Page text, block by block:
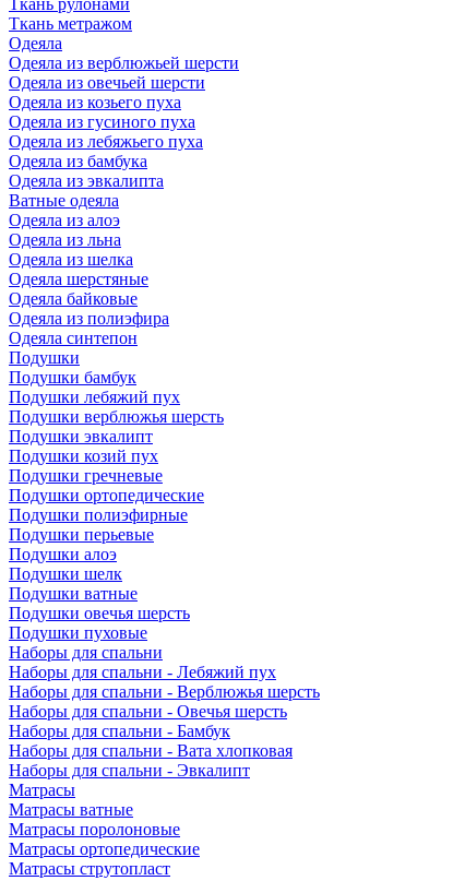
Ткань рулонами
Ткань метражом
Одеяла
Одеяла из верблюжьей шерсти
Одеяла из овечьей шерсти
Одеяла из козьего пуха
Одеяла из гусиного пуха
Одеяла из лебяжьего пуха
Одеяла из бамбука
Одеяла из эвкалипта
Ватные одеяла
Одеяла из алоэ
Одеяла из льна
Одеяла из шелка
Одеяла шерстяные
Одеяла байковые
Одеяла из полиэфира
Одеяла синтепон
Подушки
Подушки бамбук
Подушки лебяжий пух
Подушки верблюжья шерсть
Подушки эвкалипт
Подушки козий пух
Подушки гречневые
Подушки ортопедические
Подушки полиэфирные
Подушки перьевые
Подушки алоэ
Подушки шелк
Подушки ватные
Подушки овечья шерсть
Подушки пуховые
Наборы для спальни
Наборы для спальни - Лебяжий пух
Наборы для спальни - Верблюжья шерсть
Наборы для спальни - Овечья шерсть
Наборы для спальни - Бамбук
Наборы для спальни - Вата хлопковая
Наборы для спальни - Эвкалипт
Матрасы
Матрасы ватные
Матрасы поролоновые
Матрасы ортопедические
Матрасы струтопласт